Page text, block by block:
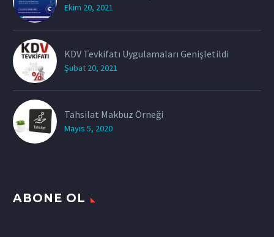
Ekim 20, 2021
KDV Tevkifatı Uygulamaları Genişletildi
Şubat 20, 2021
Tahsilat Makbuz Örneği
Mayıs 5, 2020
ABONE OL